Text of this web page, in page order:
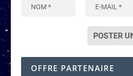
OFFRE PARTENAIRE